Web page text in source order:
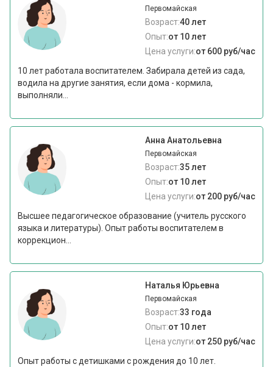
Первомайская
Возраст:40 лет
Опыт:от 10 лет
Цена услуги:от 600 руб/час
10 лет работала воспитателем. Забирала детей из сада,
водила на другие занятия, если дома - кормила,
выполняли...
Анна Анатольевна
Первомайская
Возраст:35 лет
Опыт:от 10 лет
Цена услуги:от 200 руб/час
Высшее педагогическое образование (учитель русского
языка и литературы). Опыт работы воспитателем в
коррекцион...
Наталья Юрьевна
Первомайская
Возраст:33 года
Опыт:от 10 лет
Цена услуги:от 250 руб/час
Опыт работы с детишками с рождения до 10 лет.